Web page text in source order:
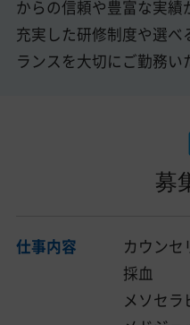
からの信頼や豊富な実績
充実した研修制度や選
ランスを大切にご勤務い
募
仕事内容
カウンセ
採血
メソセラ